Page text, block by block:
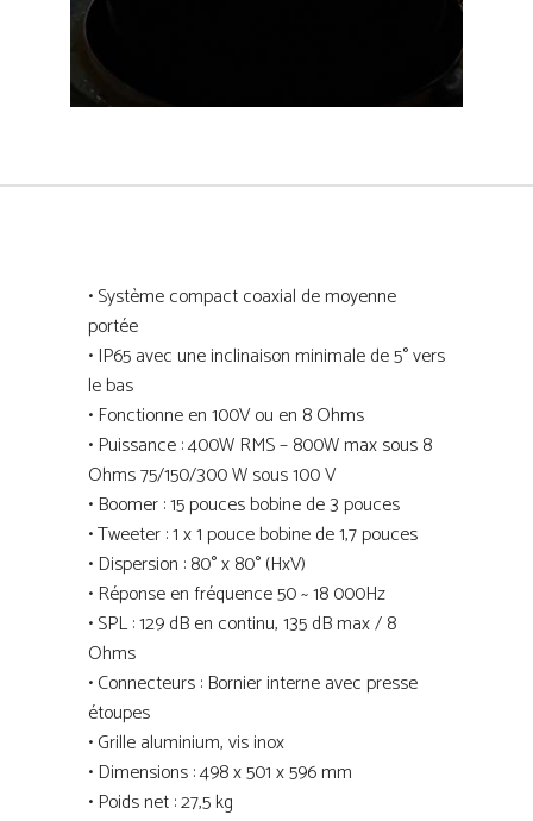
• Système compact coaxial de moyenne
portée
• IP65 avec une inclinaison minimale de 5° vers
le bas
• Fonctionne en 100V ou en 8 Ohms
• Puissance : 400W RMS – 800W max sous 8
Ohms 75/150/300 W sous 100 V
• Boomer : 15 pouces bobine de 3 pouces
• Tweeter : 1 x 1 pouce bobine de 1,7 pouces
• Dispersion : 80° x 80° (HxV)
• Réponse en fréquence 50 ~ 18 000Hz
• SPL : 129 dB en continu, 135 dB max / 8
Ohms
• Connecteurs : Bornier interne avec presse
étoupes
• Grille aluminium, vis inox
• Dimensions : 498 x 501 x 596 mm
• Poids net : 27,5 kg